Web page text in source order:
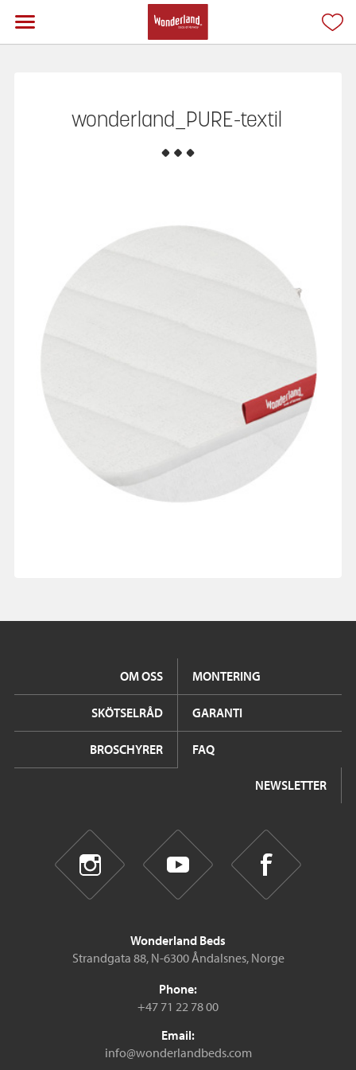
wonderland_PURE-textil
OM OSS MONTERING
SKÖTSELRÅD GARANTI
BROSCHYRER FAQ
NEWSLETTER
Wonderland Beds
Strandgata 88, N-6300 Åndalsnes, Norge
Phone:
+47 71 22 78 00
Email:
info@wonderlandbeds.com